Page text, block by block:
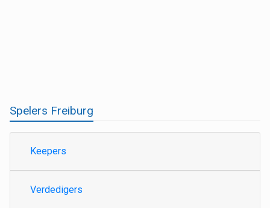
Spelers Freiburg
Keepers
Verdedigers